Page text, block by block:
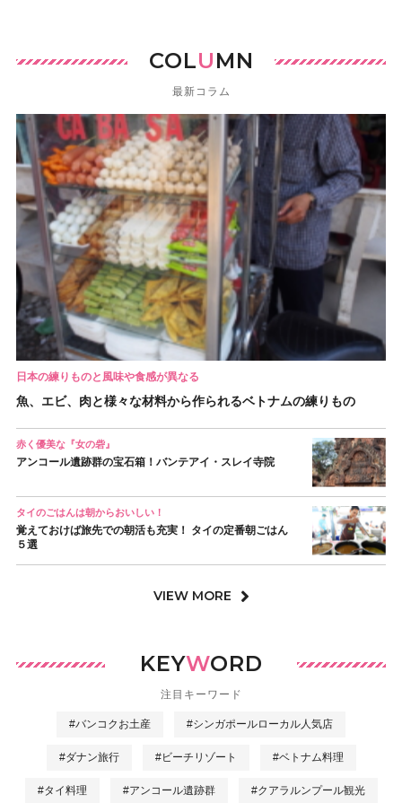
COLUMN
最新コラム
日本の練りものと風味や食感が異なる
魚、エビ、肉と様々な材料から作られるベトナムの練りもの
赤く優美な『女の砦』
アンコール遺跡群の宝石箱！バンテアイ・スレイ寺院
タイのごはんは朝からおいしい！
覚えておけば旅先での朝活も充実！ タイの定番朝ごはん
５選
VIEW MORE
KEYWORD
注目キーワード
#バンコクお土産 #シンガポールローカル人気店
#ダナン旅行 #ビーチリゾート #ベトナム料理
#タイ料理 #アンコール遺跡群 #クアラルンプール観光